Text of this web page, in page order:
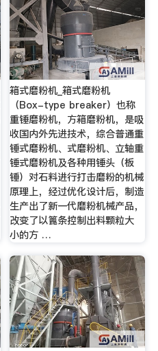
箱式磨粉机_箱式磨粉机
（Box-type breaker）也称
重锤磨粉机，方箱磨粉机，是吸
收国内外先进技术，综合普通重
锤式磨粉机、式磨粉机、立轴重
锤式磨粉机及各种用锤头（板
锤）对石料进行打击磨粉的机械
原理上，经过优化设计后，制造
生产出了新一代磨粉机械产品，
改变了以篦条控制出料颗粒大
小的方 …